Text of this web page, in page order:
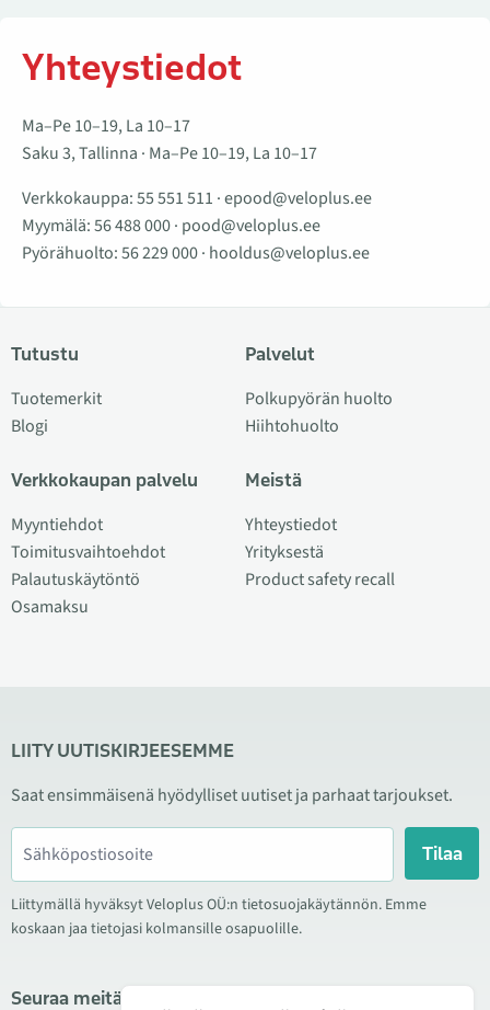
Yhteystiedot
Ma–Pe 10–19, La 10–17
Saku 3, Tallinna · Ma–Pe 10–19, La 10–17
Verkkokauppa:55 551 511 ·epood@veloplus.ee
Myymälä:56 488 000· pood@veloplus.ee
Pyörähuolto:56 229 000· hooldus@veloplus.ee
Tutustu
Tuotemerkit
Blogi
Verkkokaupan palvelu
Myyntiehdot
Toimitusvaihtoehdot
Palautuskäytöntö
Osamaksu
Palvelut
Polkupyörän huolto
Hiihtohuolto
Meistä
Yhteystiedot
Yrityksestä
Product safety recall
LIITY UUTISKIRJEESEMME
Saat ensimmäisenä hyödylliset uutiset ja parhaat tarjoukset.
Tilaa
Liittymällä hyväksyt Veloplus OÜ:n tietosuojakäytännön. Emme
koskaan jaa tietojasi kolmansille osapuolille.
Seuraa meitä sosiaalisessa mediassa